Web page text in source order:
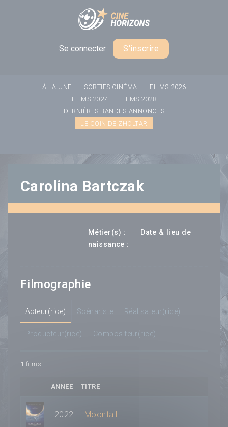
Se connecter S'inscrire
À LA UNE SORTIES CINÉMA
FILMS 2026
FILMS 2027
FILMS 2028
DERNIÈRES BANDES-ANNONCES
LE COIN DE ZHOLTAR
Carolina Bartczak
Métier(s) :
Date & lieu de
naissance :
Filmographie
Acteur(rice) Scénariste Réalisateur(rice)
Producteur(rice) Compositeur(rice)
1 films
ANNEE TITRE
2022 Moonfall
Panneau de gestion des cookies